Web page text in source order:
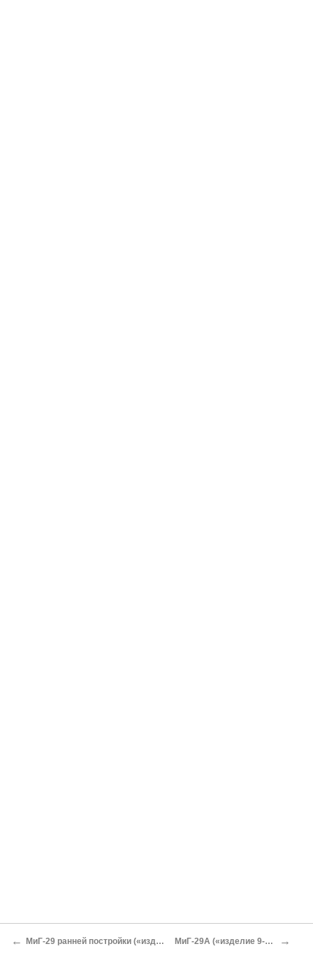
← МиГ-29 ранней постройки («изделие 9-12», Fulcrum-a) МиГ-29А («изделие 9-12А», Fulcrum-a) →